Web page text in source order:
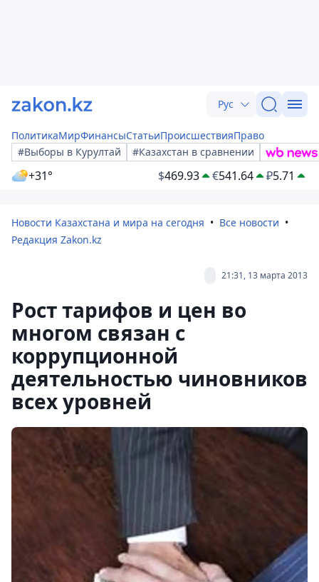
Рус
ПолитикаМирФинансыСтатьиПроисшествияПраво
#Выборы в Курултай
#Казахстан в сравнении
+31° $469.93 €541.64 ₽5.71
Новости Казахстана и мира на сегодня
Все новости
Редакция Zakon.kz
21:31, 13 марта 2013
Рост тарифов и цен во
многом связан с
коррупционной
деятельностью чиновников
всех уровней